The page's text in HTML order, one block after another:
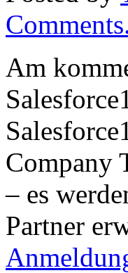
Am
Company
– es
Partner